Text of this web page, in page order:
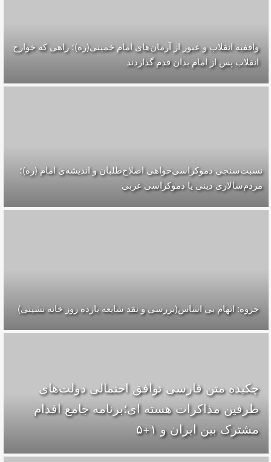
واقفیه‌ انقلاب و عبور از آرمان‌های امام خمینی(ره)؛ راهی که خوارج
انقلاب پس از امام بدان قدم گذاردند
نسبت‌سنجی دموکراسی‌خواهی اصلاح‌طلبان و اندیشه‌ی امام (ره)؛
مردم‌سالاری دینی یا دموکراسی غربی
جزوه: اتهام بی اساس(بررسی و نقد شایعه یازده روز خانه نشینی)
چکیده متن فارسی توافق احتمالی دولت‌های
طرفین مذاکرات هسته ای؛برنامه جامع اقدام
مشترک بین ایران و ۱+۵